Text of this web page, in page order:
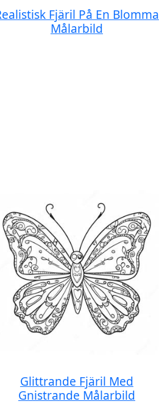
Fjäril På En Blomma
Målarbild
Glittrande Fjäril Med
Gnistrande Målarbild